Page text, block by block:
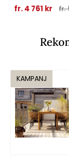
fr. 4 761 kr fr.
KAMPANJ